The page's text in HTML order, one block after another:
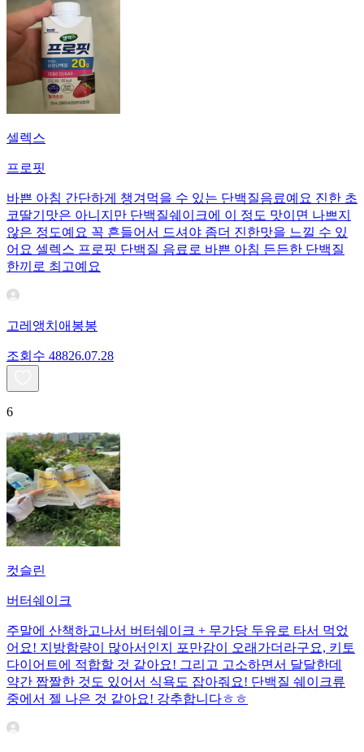
셀렉스
프로핏
바쁜 아침 간단하게 챙겨먹을 수 있는 단백질음료예요 진한 초
코딸기맛은 아니지만 단백질쉐이크에 이 정도 맛이면 나쁘지
않은 정도예요 꼭 흔들어서 드셔야 좀더 진한맛을 느낄 수 있
어요 셀렉스 프로핏 단백질 음료로 바쁜 아침 든든한 단백질
한끼로 최고예요
고레앵치애봉봉
조회수 48826.07.28
6
컷슬린
버터쉐이크
주말에 산책하고나서 버터쉐이크 + 무가당 두유로 타서 먹었
어요! 지방함량이 많아서인지 포만감이 오래가더라구요, 키토
다이어트에 적합할 것 같아요! 그리고 고소하면서 달달한데
약간 짭짤한 것도 있어서 식욕도 잡아줘요! 단백질 쉐이크류
중에서 젤 나은 것 같아요! 강추합니다ㅎㅎ